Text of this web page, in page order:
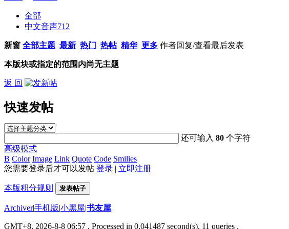
全部
中文音声712
新窗 全部主题 最新 热门 热帖 精华 更多 作者回复/查看最后发表
本版块或指定的范围内尚无主题
返 回
快速发帖
还可输入80 个字符
高级模式
B Color Image Link Quote Code Smilies
您需要登录后才可以发帖 登录 | 立即注册
本版积分规则 发表帖子
Archiver|手机版|小黑屋|书友屋
GMT+8, 2026-8-8 06:57 , Processed in 0.041487 second(s), 11 queries .